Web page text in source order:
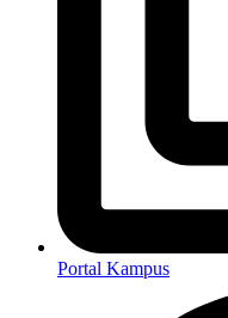
Portal Kampus